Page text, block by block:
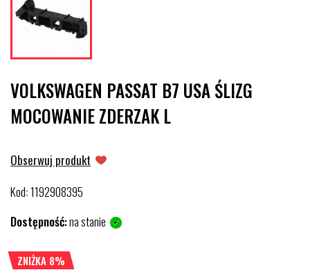
VOLKSWAGEN PASSAT B7 USA ŚLIZG
MOCOWANIE ZDERZAK L
Obserwuj produkt
Kod:1192908395
Dostępność:na stanie
ZNIŻKA 8%